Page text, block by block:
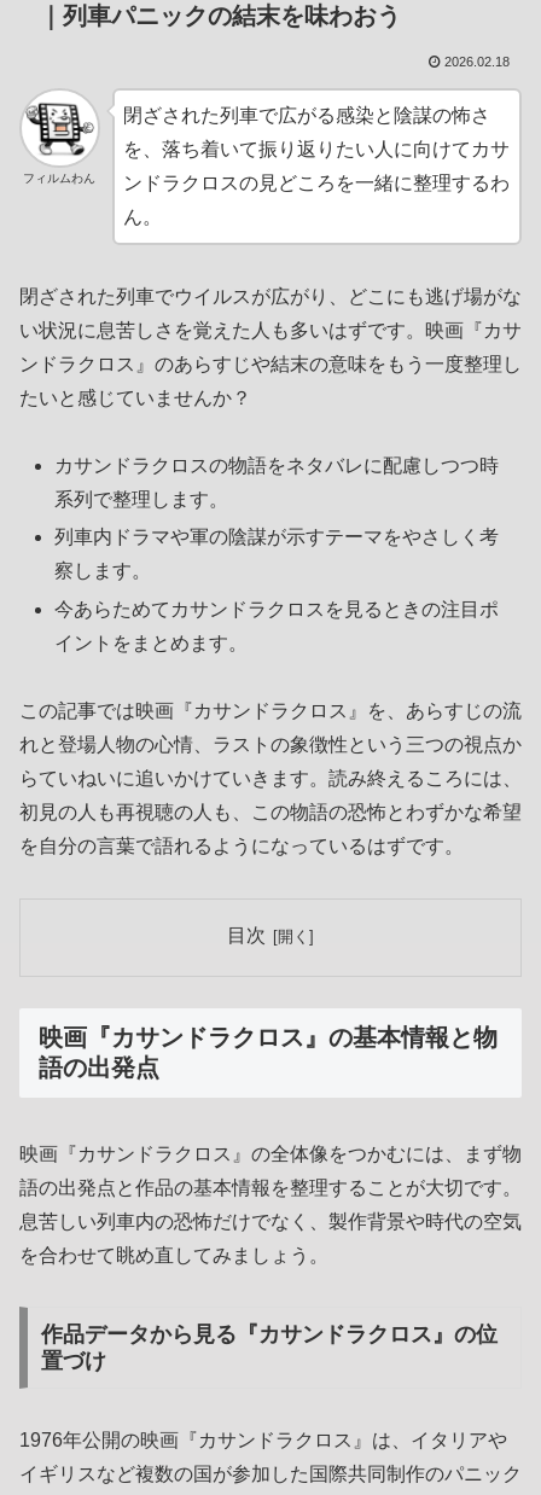
｜列車パニックの結末を味わおう
2026.02.18
フィルムわん
閉ざされた列車で広がる感染と陰謀の怖さ
を、落ち着いて振り返りたい人に向けてカサ
ンドラクロスの見どころを一緒に整理するわ
ん。
閉ざされた列車でウイルスが広がり、どこにも逃げ場がな
い状況に息苦しさを覚えた人も多いはずです。映画『カサ
ンドラクロス』のあらすじや結末の意味をもう一度整理し
たいと感じていませんか？
カサンドラクロスの物語をネタバレに配慮しつつ時
系列で整理します。
列車内ドラマや軍の陰謀が示すテーマをやさしく考
察します。
今あらためてカサンドラクロスを見るときの注目ポ
イントをまとめます。
この記事では映画『カサンドラクロス』を、あらすじの流
れと登場人物の心情、ラストの象徴性という三つの視点か
らていねいに追いかけていきます。読み終えるころには、
初見の人も再視聴の人も、この物語の恐怖とわずかな希望
を自分の言葉で語れるようになっているはずです。
目次
映画『カサンドラクロス』の基本情報と物
語の出発点
映画『カサンドラクロス』の全体像をつかむには、まず物
語の出発点と作品の基本情報を整理することが大切です。
息苦しい列車内の恐怖だけでなく、製作背景や時代の空気
を合わせて眺め直してみましょう。
作品データから見る『カサンドラクロス』の位
置づけ
1976年公開の映画『カサンドラクロス』は、イタリアや
イギリスなど複数の国が参加した国際共同制作のパニック